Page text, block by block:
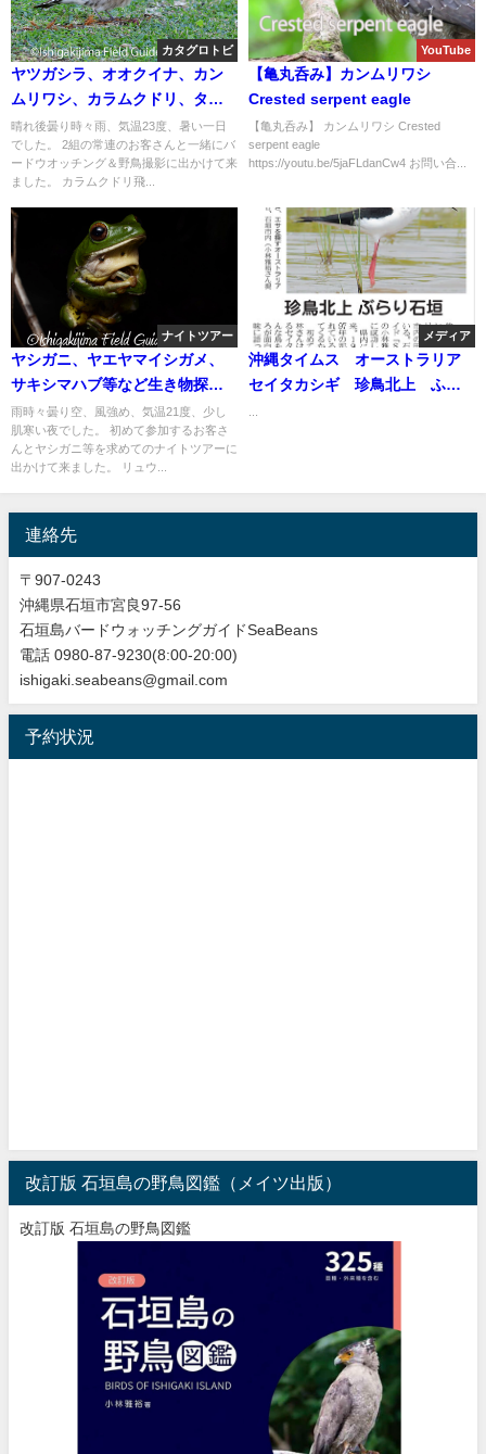
カタグロトビ
ヤツガシラ、オオクイナ、カン
ムリワシ、カラムクドリ、タゲ
リ等など盛り沢山！！バードウ
オッチング＆野鳥撮影ガイド。
晴れ後曇り時々雨、気温23度、暑い一日
でした。 2組の常連のお客さんと一緒にバ
ードウオッチング＆野鳥撮影に出かけて来
ました。 カラムクドリ飛...
YouTube
【亀丸呑み】カンムリワシ
Crested serpent eagle
【亀丸呑み】 カンムリワシ Crested
serpent eagle
https://youtu.be/5jaFLdanCw4 お問い合...
ナイトツアー
ヤシガニ、ヤエヤマイシガメ、
サキシマハブ等など生き物探し
と自然観察のナイトツアー!!
雨時々曇り空、風強め、気温21度、少し
肌寒い夜でした。 初めて参加するお客さ
んとヤシガニ等を求めてのナイトツアーに
出かけて来ました。 リュウ...
メディア
沖縄タイムス オーストラリア
セイタカシギ 珍鳥北上 ふら
連絡先
〒907-0243
沖縄県石垣市宮良97-56
石垣島バードウォッチングガイドSeaBeans
電話 0980-87-9230(8:00-20:00)
ishigaki.seabeans@gmail.com
予約状況
改訂版 石垣島の野鳥図鑑（メイツ出版）
改訂版 石垣島の野鳥図鑑